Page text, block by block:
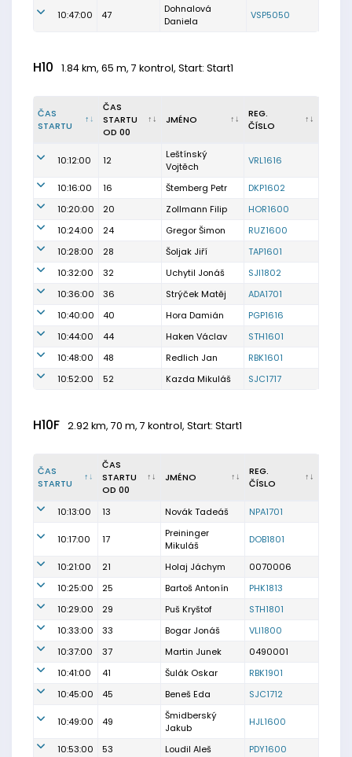
10:47:00 47
Dohnalová
Daniela
VSP5050
H10 1.84 km, 65 m, 7 kontrol, Start: Start1
ČAS
STARTU
ČAS
STARTU
OD 00
JMÉNO
REG.
ČÍSLO
10:12:00 12
Leštínský
Vojtěch
VRL1616
10:16:00 16 Štemberg Petr
DKP1602
10:20:00
20 Zollmann Filip
HOR1600
10:24:00
24 Gregor Šimon
RUZ1600
10:28:00
28 Šoljak Jiří
TAP1601
10:32:00
32 Uchytil Jonáš
SJI1802
10:36:00
36 Strýček Matěj
ADA1701
10:40:00
40 Hora Damián
PGP1616
10:44:00
44 Haken Václav
STH1601
10:48:00
48 Redlich Jan
RBK1601
10:52:00
52 Kazda Mikuláš SJC1717
H10F 2.92 km, 70 m, 7 kontrol, Start: Start1
ČAS
STARTU
ČAS
STARTU
OD 00
JMÉNO
REG.
ČÍSLO
10:13:00 13 Novák Tadeáš NPA1701
10:17:00 17
Preininger
Mikuláš
DOB1801
10:21:00 21 Holaj Jáchym
0070006
10:25:00
25 Bartoš Antonín
PHK1813
10:29:00
29 Puš Kryštof
STH1801
10:33:00
33 Bogar Jonáš
VLI1800
10:37:00
37 Martin Junek
0490001
10:41:00
41 Šulák Oskar
RBK1901
10:45:00
45 Beneš Eda SJC1712
10:49:00 49
Šmidberský
Jakub
HJL1600
10:53:00 53 Loudil Aleš
PDY1600